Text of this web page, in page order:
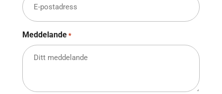
Meddelande *